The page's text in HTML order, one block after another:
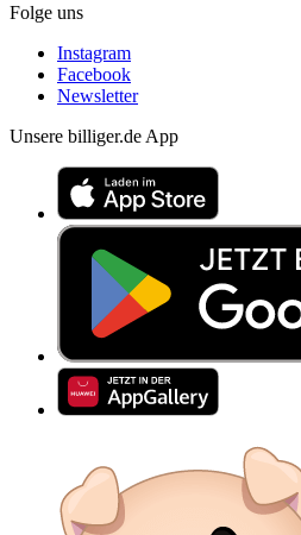
Folge uns
Instagram
Facebook
Newsletter
Unsere billiger.de App